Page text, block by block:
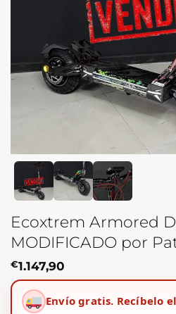
Ecoxtrem Armored
MODIFICADO por
€1.147,90
Envío gratis. Recíbelo